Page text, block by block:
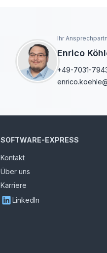
Ihr
Enrico
+49-7031-
SOFTWARE-EXPRESS
Kontakt
Über uns
Karriere
LinkedIn